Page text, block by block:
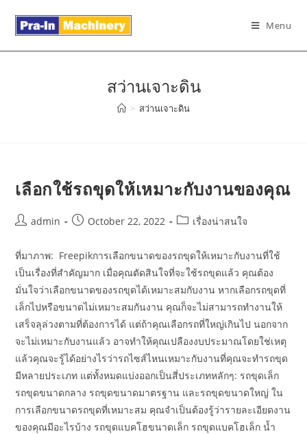
Menu
สว่านเจาะดิน
> สว่านเจาะดิน
เลือกใช้รถขุดให้เหมาะกับงานของคุณ
Postadmin
PostOctober 22, 2022
Postเรื่องน่าสนใจ
ที่มาภาพ: Freepikการเลือกขนาดของรถขุดให้เหมาะกับงานที่ใช้
เป็นเรื่องที่สำคัญมาก เมื่อคุณตัดสินใจที่จะใช้รถขุดแล้ว คุณต้อง
มั่นใจว่าเลือกขนาดของรถขุดได้เหมาะสมกับงาน หากเลือกรถขุดที่
เล็กไปหรือขนาดไม่เหมาะสมกันงาน คุณก็จะไม่สามารถทำงานให้
เสร็จลุล่วงตามที่ต้องการได้ แต่ถ้าคุณเลือกรถที่ใหญ่เกินไป นอกจาก
จะไม่เหมาะกับงานแล้ว อาจทำให้คุณเปลืองงบประมาณโดยใช่เหตุ
แล้วคุณจะรู้ได้อย่างไรว่ารถไซส์ไหนเหมาะกับงานที่คุณจะทำรถขุด
มีหลายประเภท แต่ทั้งหมดแบ่งออกเป็นสี่ประเภทหลักๆ: รถขุดเล็ก
รถขุดขนาดกลาง รถขุดขนาดมาตรฐาน และรถขุดขนาดใหญ่ ใน
การเลือกขนาดรถขุดที่เหมาะสม คุณจำเป็นต้องรู้ว่ารายละเอียดงาน
ของคุณมีอะไรบ้าง รถขุดแบคโฮขนาดเล็ก รถขุดแบคโฮเล็ก น้ำ